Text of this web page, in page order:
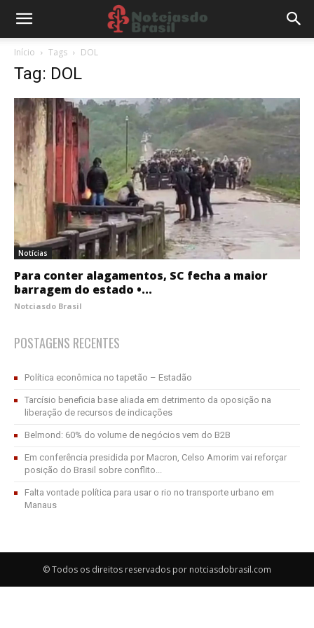
Início Tags DOL
Tag: DOL
Notícias
Para conter alagamentos, SC fecha a maior
barragem do estado •...
Notciasdo Brasil
POSTAGENS RECENTES
Política econômica no tapetão – Estadão
Tarcísio beneficia base aliada em detrimento da oposição na
liberação de recursos de indicações
Belmond: 60% do volume de negócios vem do B2B
Em conferência presidida por Macron, Celso Amorim vai reforçar
posição do Brasil sobre conflito...
Falta vontade política para usar o rio no transporte urbano em
Manaus
© Todos os direitos reservados por notciasdobrasil.com